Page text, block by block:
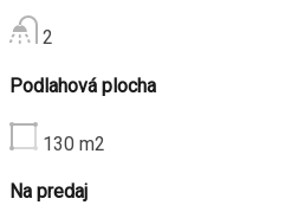
2
Podlahová plocha
130 m2
Na predaj